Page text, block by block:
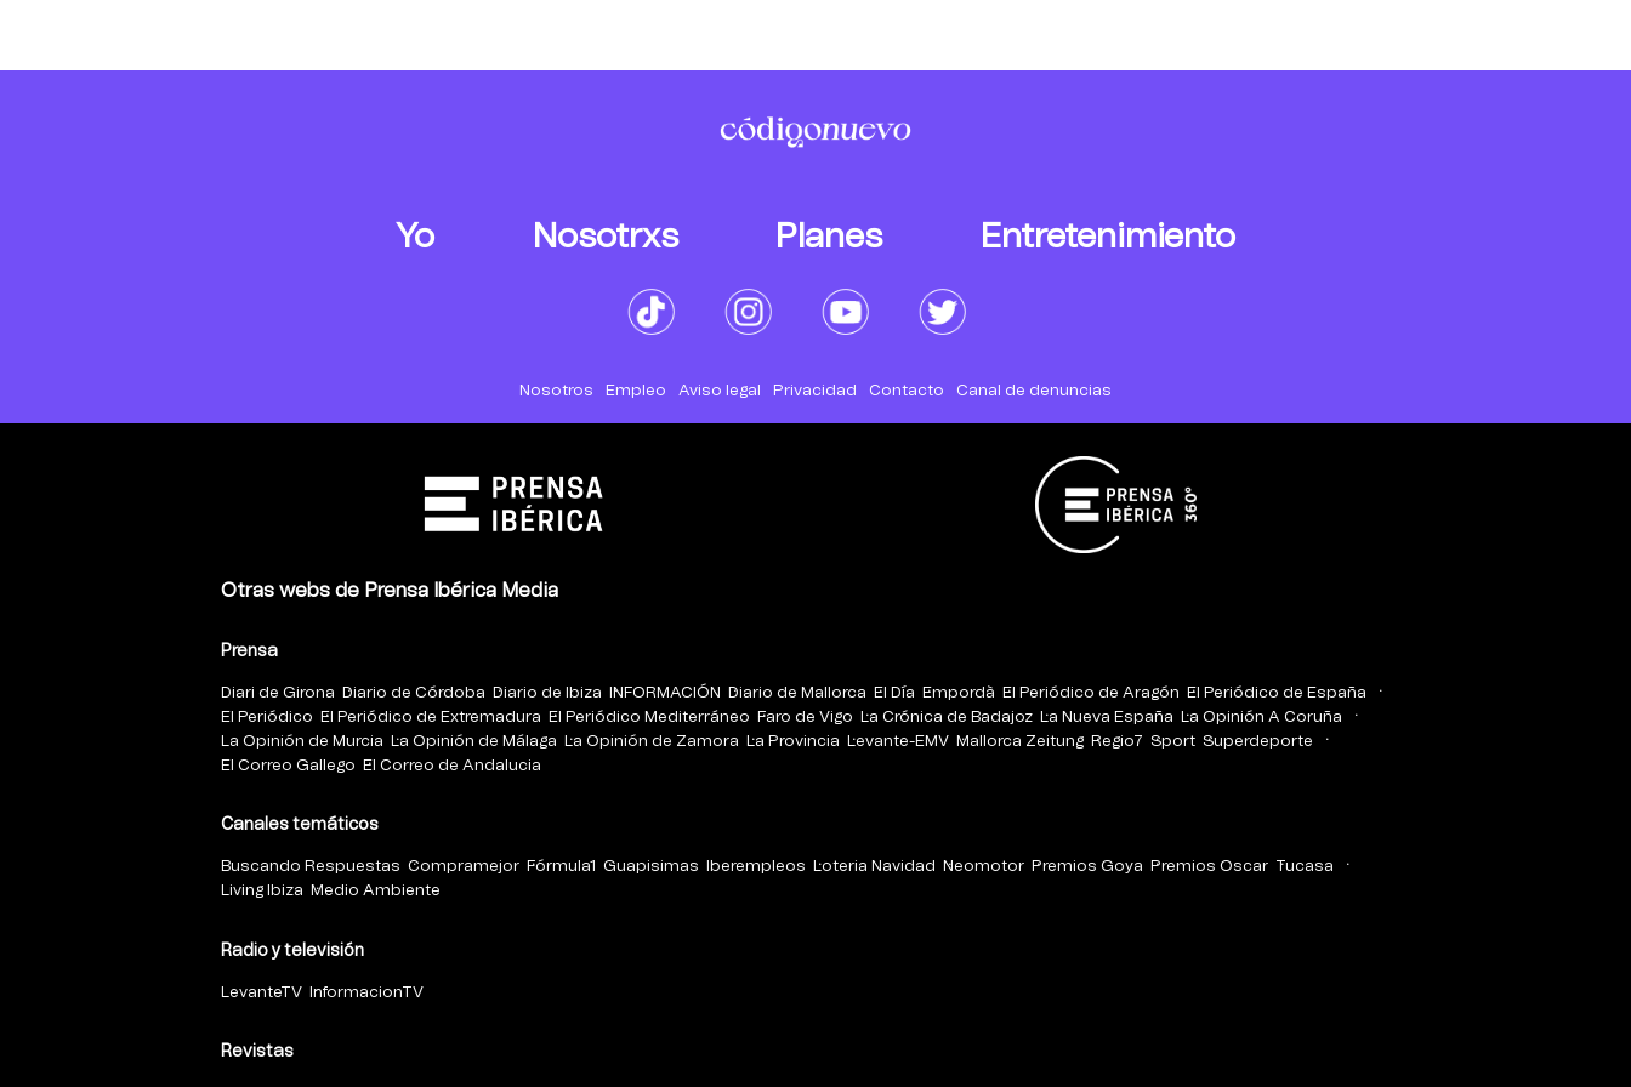
Yo Nosotrxs Planes Entretenimiento
Nosotros Empleo Aviso legal Privacidad Contacto Canal de denuncias
Otras webs de Prensa Ibérica Media
Prensa
Diari de Girona Diario de Córdoba Diario de Ibiza INFORMACIÓN Diario de Mallorca El Día Empordà El Periódico de Aragón
El Periódico de España
El Periódico
El Periódico de Extremadura El Periódico Mediterráneo Faro de Vigo La Crónica de Badajoz La Nueva España
La Opinión A Coruña
La Opinión de Murcia
La Opinión de Málaga La Opinión de Zamora La Provincia Levante-EMV Mallorca Zeitung Regio7 Sport Superdeporte
El Correo Gallego
El Correo de Andalucia
Canales temáticos
Buscando Respuestas Compramejor Fórmula1 Guapisimas Iberempleos Loteria Navidad Neomotor Premios Goya Premios Oscar
Tucasa
Living Ibiza
Medio Ambiente
Radio y televisión
LevanteTV InformacionTV
Revistas